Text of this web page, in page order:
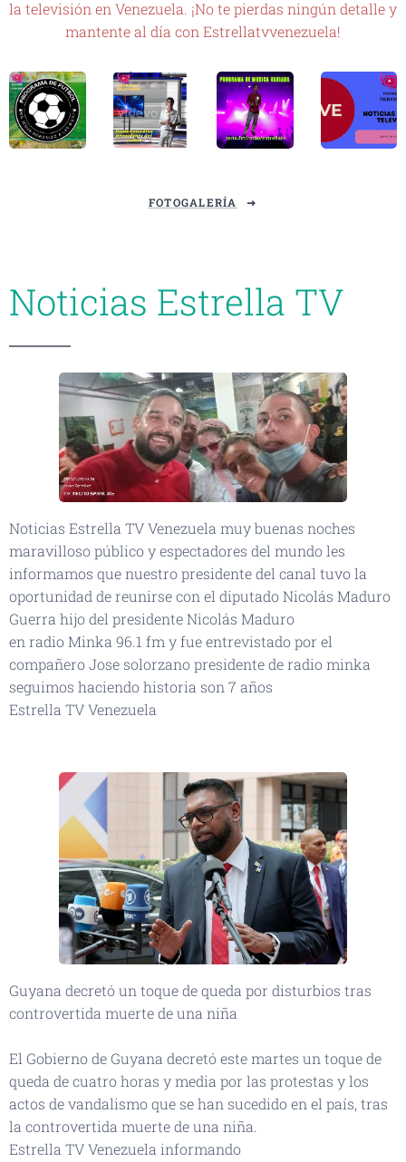
la televisión en Venezuela. ¡No te pierdas ningún detalle y
mantente al día con Estrellatvvenezuela!
FOTOGALERÍA
Noticias Estrella TV
Noticias Estrella TV Venezuela muy buenas noches
maravilloso público y espectadores del mundo les
informamos que nuestro presidente del canal tuvo la
oportunidad de reunirse con el diputado Nicolás Maduro
Guerra hijo del presidente Nicolás Maduro
en radio Minka 96.1 fm y fue entrevistado por el
compañero Jose solorzano presidente de radio minka
seguimos haciendo historia son 7 años
Estrella TV Venezuela
Guyana decretó un toque de queda por disturbios tras
controvertida muerte de una niña
El Gobierno de Guyana decretó este martes un toque de
queda de cuatro horas y media por las protestas y los
actos de vandalismo que se han sucedido en el país, tras
la controvertida muerte de una niña.
Estrella TV Venezuela informando